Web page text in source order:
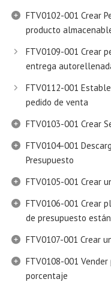
FTV0102-001 Crear
producto
FTV0109-001 Crear
entrega
FTV0112-001
pedido de venta
FTV0103-001 Crear
FTV0104-001
Presupuesto
FTV0105-001 Crear
FTV0106-001 Crear
de presupuesto
FTV0107-001 Crear
FTV0108-001
porcentaje